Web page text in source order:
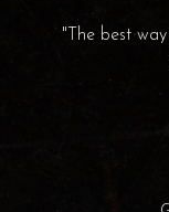
"The best